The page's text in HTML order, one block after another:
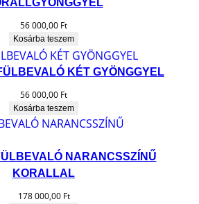
56 000,00 Ft
Kosárba teszem
KÉT GYÖNGGYEL
56 000,00 Ft
Kosárba teszem
NARANCSSZÍNŰ
KORALLAL
178 000,00 Ft